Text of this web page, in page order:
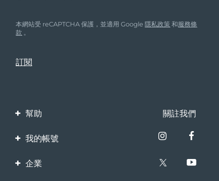
本網站受 reCAPTCHA 保護，並適用 Google隱私政策 和服務條
款 。
幫助
聯繫我們
關註我們
我的帳號
產品註冊
企業